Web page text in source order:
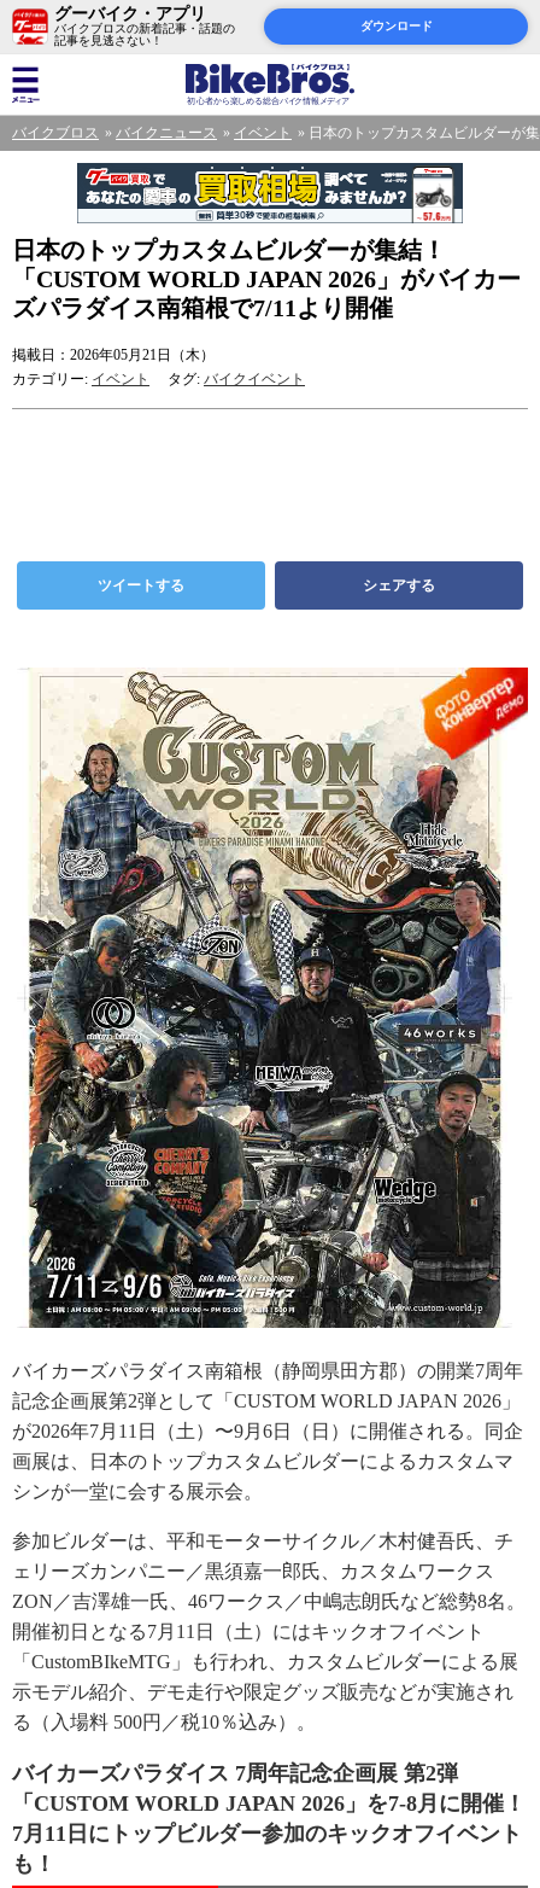
グーバイク・アプリ
バイクブロスの新着記事・話題の
記事を見逃さない！
ダウンロード
バイクブロス バイクニュース イベント 日本のトップカスタムビルダーが
日本のトップカスタムビルダーが集結！
「CUSTOM WORLD JAPAN 2026」がバイカー
ズパラダイス南箱根で7/11より開催
掲載日：2026年05月21日（木）
カテゴリー: イベント タグ: バイクイベント
ツイートする シェアする
バイカーズパラダイス南箱根（静岡県田方郡）の開業7周年
記念企画展第2弾として「CUSTOM WORLD JAPAN 2026」
が2026年7月11日（土）〜9月6日（日）に開催される。同企
画展は、日本のトップカスタムビルダーによるカスタムマ
シンが一堂に会する展示会。
参加ビルダーは、平和モーターサイクル／木村健吾氏、チ
ェリーズカンパニー／黒須嘉一郎氏、カスタムワークス
ZON／吉澤雄一氏、46ワークス／中嶋志朗氏など総勢8名。
開催初日となる7月11日（土）にはキックオフイベント
「CustomBIkeMTG」も行われ、カスタムビルダーによる展
示モデル紹介、デモ走行や限定グッズ販売などが実施され
る（入場料 500円／税10％込み）。
バイカーズパラダイス 7周年記念企画展 第2弾
「CUSTOM WORLD JAPAN 2026」を7-8月に開催！
7月11日にトップビルダー参加のキックオフイベント
も！